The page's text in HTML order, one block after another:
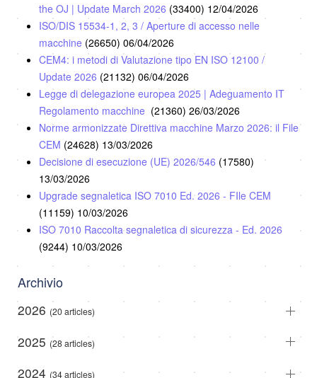
the OJ | Update March 2026 (33400) 12/04/2026
ISO/DIS 15534-1, 2, 3 / Aperture di accesso nelle
macchine (26650) 06/04/2026
CEM4: i metodi di Valutazione tipo EN ISO 12100 /
Update 2026 (21132) 06/04/2026
Legge di delegazione europea 2025 | Adeguamento IT
Regolamento macchine (21360) 26/03/2026
Norme armonizzate Direttiva macchine Marzo 2026: il File
CEM (24628) 13/03/2026
Decisione di esecuzione (UE) 2026/546 (17580)
13/03/2026
Upgrade segnaletica ISO 7010 Ed. 2026 - FIle CEM
(11159) 10/03/2026
ISO 7010 Raccolta segnaletica di sicurezza - Ed. 2026
(9244) 10/03/2026
Archivio
2026 (20 articles)
2025 (28 articles)
2024 (34 articles)